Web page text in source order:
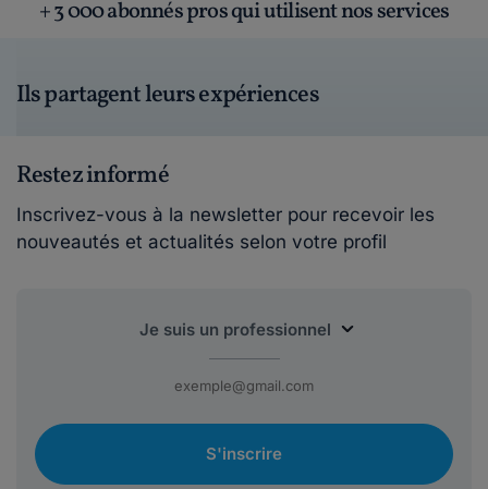
+ 3 000 abonnés pros qui utilisent nos services
Ils partagent leurs expériences
Restez informé
Inscrivez-vous à la newsletter pour recevoir les
nouveautés et actualités selon votre profil
S'inscrire